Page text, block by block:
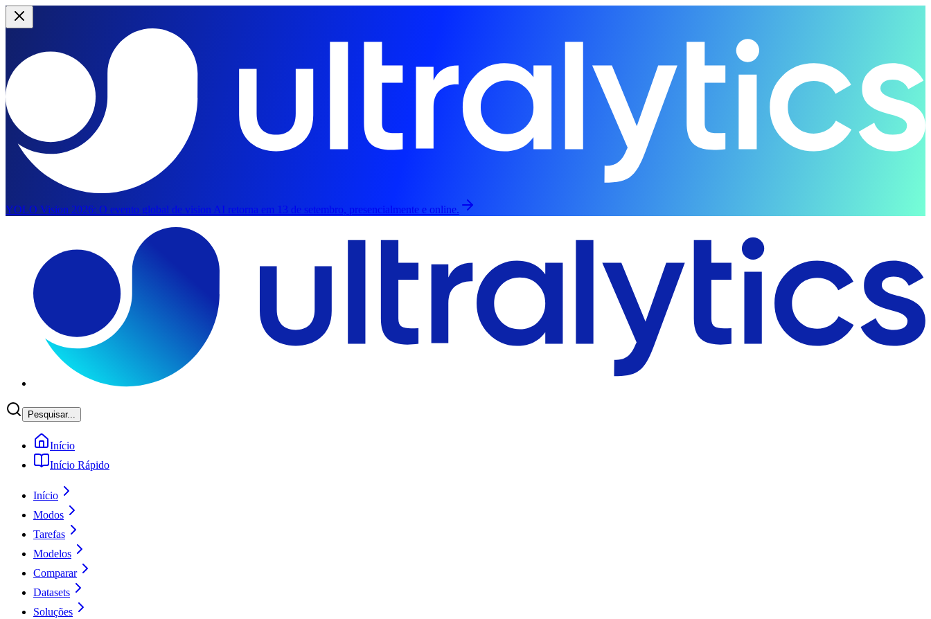
YOLO Vision 2026: O evento global de vision AI retorna em 13 de setembro, presencialmente e online.
Pesquisar...
Início
Início Rápido
Início
Modos
Tarefas
Modelos
Comparar
Datasets
Soluções